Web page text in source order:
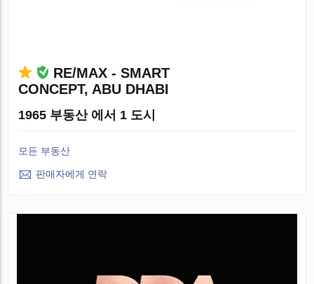
RE/MAX - SMART
CONCEPT, ABU DHABI
1965 부동산 에서 1 도시
모든 부동산
판매자에게 연락